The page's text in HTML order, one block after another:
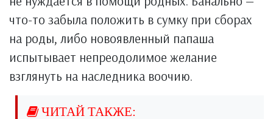
что-то забыла положить в сумку при сборах
на роды, либо новоявленный папаша
испытывает непреодолимое желание
взглянуть на наследника воочию.